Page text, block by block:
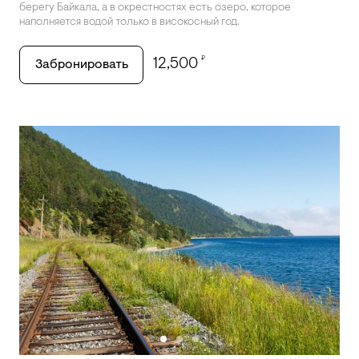
берегу Байкала, а в окрестностях есть озеро, которое
наполняется водой только в високосный год.
Забронировать 12,500 ₽